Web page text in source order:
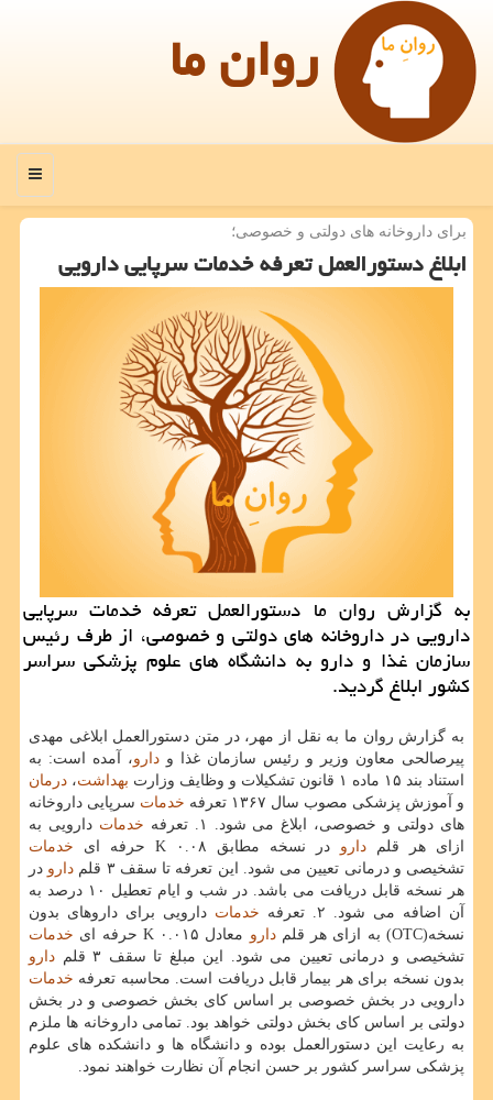
روان ما
منو
برای داروخانه های دولتی و خصوصی؛
ابلاغ دستورالعمل تعرفه خدمات سرپایی دارویی
به گزارش روان ما دستورالعمل تعرفه خدمات سرپایی
دارویی در داروخانه های دولتی و خصوصی، از طرف رئیس
سازمان غذا و دارو به دانشگاه های علوم پزشكی سراسر
كشور ابلاغ گردید.
به گزارش روان ما به نقل از مهر، در متن دستورالعمل ابلاغی مهدی
پیرصالحی معاون وزیر و رئیس سازمان غذا و دارو، آمده است: به
استناد بند ۱۵ ماده ۱ قانون تشكیلات و وظایف وزارت
بهداشت، درمان
و آموزش پزشكی مصوب سال ۱۳۶۷ تعرفه
خدمات سرپایی داروخانه
های دولتی و خصوصی، ابلاغ می شود. ۱. تعرفه
خدمات دارویی به
ازای هر قلم دارو در نسخه مطابق ۰.۰۸ K حرفه ای
خدمات
تشخیصی و درمانی تعیین می شود. این تعرفه تا سقف ۳ قلم
دارو در
هر نسخه قابل دریافت می باشد. در شب و ایام تعطیل ۱۰ درصد به
آن اضافه می شود. ۲. تعرفه
خدمات دارویی برای داروهای بدون
نسخه(OTC) به ازای هر قلم
دارو معادل ۰.۰۱۵ K حرفه ای
خدمات
تشخیصی و درمانی تعیین می شود. این مبلغ تا سقف ۳ قلم
دارو
بدون نسخه برای هر بیمار قابل دریافت است. محاسبه تعرفه خدمات
دارویی در بخش خصوصی بر اساس كای بخش خصوصی و در بخش
دولتی بر اساس كای بخش دولتی خواهد بود. تمامی داروخانه ها ملزم
به رعایت این دستورالعمل بوده و دانشگاه ها و دانشكده های علوم
پزشكی سراسر كشور بر حسن انجام آن نظارت خواهند نمود.